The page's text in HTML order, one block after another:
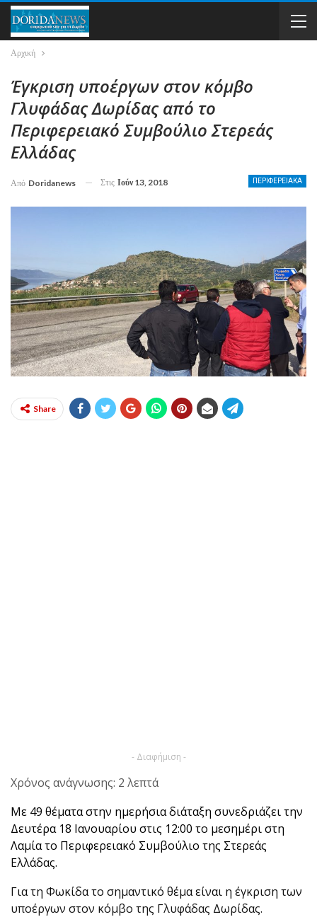
Αρχική
Έγκριση υποέργων στον κόμβο
Γλυφάδας Δωρίδας από το
Περιφερειακό Συμβούλιο Στερεάς
Ελλάδας
ΠΕΡΙΦΕΡΕΙΑΚΑ
Από Doridanews Στις Ιούν 13, 2018
Share
- Διαφήμιση -
Χρόνος ανάγνωσης: 2 λεπτά
Με 49 θέματα στην ημερήσια διάταξη συνεδριάζει την
Δευτέρα 18 Ιανουαρίου στις 12:00 το μεσημέρι στη
Λαμία το Περιφερειακό Συμβούλιο της Στερεάς
Ελλάδας.
Για τη Φωκίδα το σημαντικό θέμα είναι η έγκριση των
υποέργων στον κόμβο της Γλυφάδας Δωρίδας.